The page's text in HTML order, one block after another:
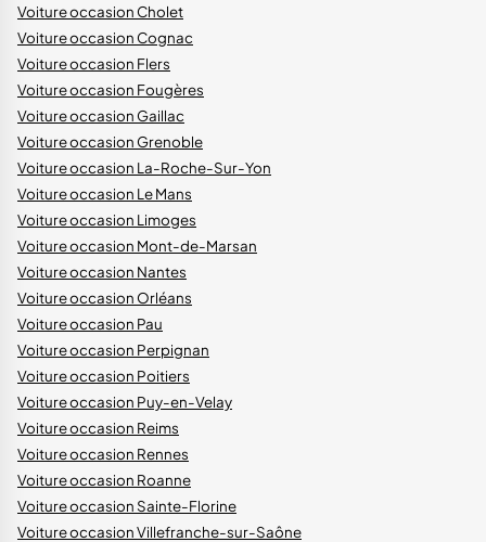
Voiture occasion Cholet
Voiture occasion Cognac
Voiture occasion Flers
Voiture occasion Fougères
Voiture occasion Gaillac
Voiture occasion Grenoble
Voiture occasion La-Roche-Sur-Yon
Voiture occasion Le Mans
Voiture occasion Limoges
Voiture occasion Mont-de-Marsan
Voiture occasion Nantes
Voiture occasion Orléans
Voiture occasion Pau
Voiture occasion Perpignan
Voiture occasion Poitiers
Voiture occasion Puy-en-Velay
Voiture occasion Reims
Voiture occasion Rennes
Voiture occasion Roanne
Voiture occasion Sainte-Florine
Voiture occasion Villefranche-sur-Saône